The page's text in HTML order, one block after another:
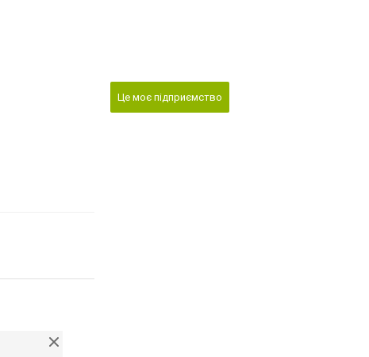
Це моє підприємство